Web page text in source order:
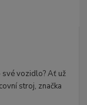
vozidlo? Ať už
stroj, značka